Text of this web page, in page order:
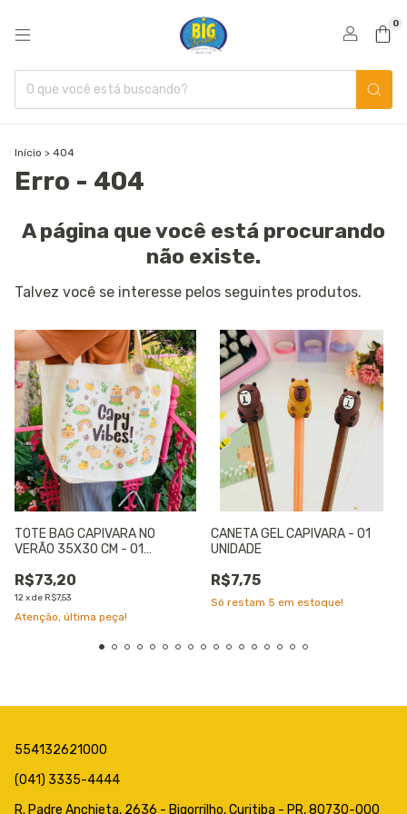
0
Início > 404
Erro - 404
A página que você está procurando
não existe.
Talvez você se interesse pelos seguintes produtos.
TOTE BAG CAPIVARA NO
VERÃO 35X30 CM - 01
R$73,20
12xde R$7,53
Atenção, última peça!
CANETA GEL CAPIVARA - 01
UNIDADE
R$7,75
Só restam 5 em estoque!
554132621000
(041) 3335-4444
R. Padre Anchieta, 2636 - Bigorrilho, Curitiba - PR, 80730-000